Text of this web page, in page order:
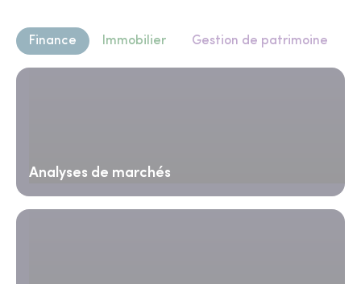
Finance Immobilier Gestion de patrimoine
Analyses de marchés